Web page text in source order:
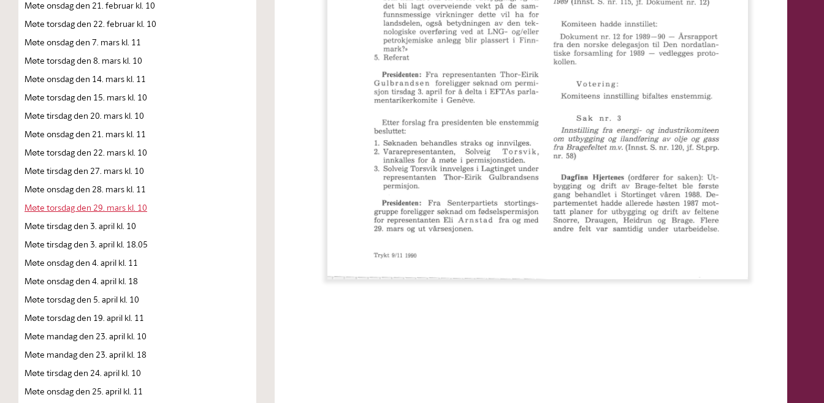
Møte onsdag den 21. februar kl. 10
Møte torsdag den 22. februar kl. 10
Møte onsdag den 7. mars kl. 11
Møte torsdag den 8. mars kl. 10
Møte onsdag den 14. mars kl. 11
Møte torsdag den 15. mars kl. 10
Møte tirsdag den 20. mars kl. 10
Møte onsdag den 21. mars kl. 11
Møte torsdag den 22. mars kl. 10
Møte tirsdag den 27. mars kl. 10
Møte onsdag den 28. mars kl. 11
Møte torsdag den 29. mars kl. 10
Møte tirsdag den 3. april kl. 10
Møte tirsdag den 3. april kl. 18.05
Møte onsdag den 4. april kl. 11
Møte onsdag den 4. april kl. 18
Møte torsdag den 5. april kl. 10
Møte torsdag den 19. april kl. 11
Møte mandag den 23. april kl. 10
Møte mandag den 23. april kl. 18
Møte tirsdag den 24. april kl. 10
Møte onsdag den 25. april kl. 11